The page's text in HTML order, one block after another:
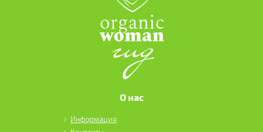
О нас
Информация